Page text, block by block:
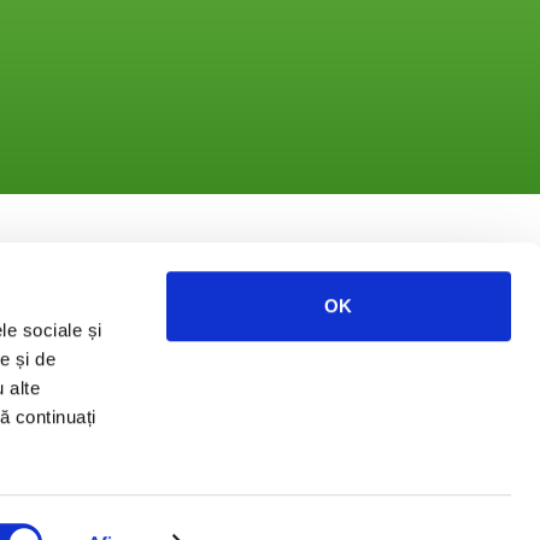
sociale și
și de
alte
continuați
OK